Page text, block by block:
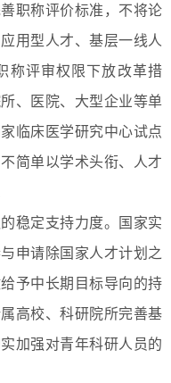
职称评价标准，不将论
用型人才、基层一线人
称评审权限下放改革措
、医院、大型企业等单
临床医学研究中心试点
简单以学术头衔、人才
定支持力度。国家实
申请除国家人才计划之
予中长期目标导向的持
高校、科研院所完善基
加强对青年科研人员的